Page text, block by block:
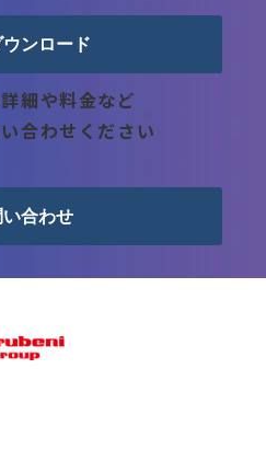
ンロード
細や料金など
合わせください
い合わせ